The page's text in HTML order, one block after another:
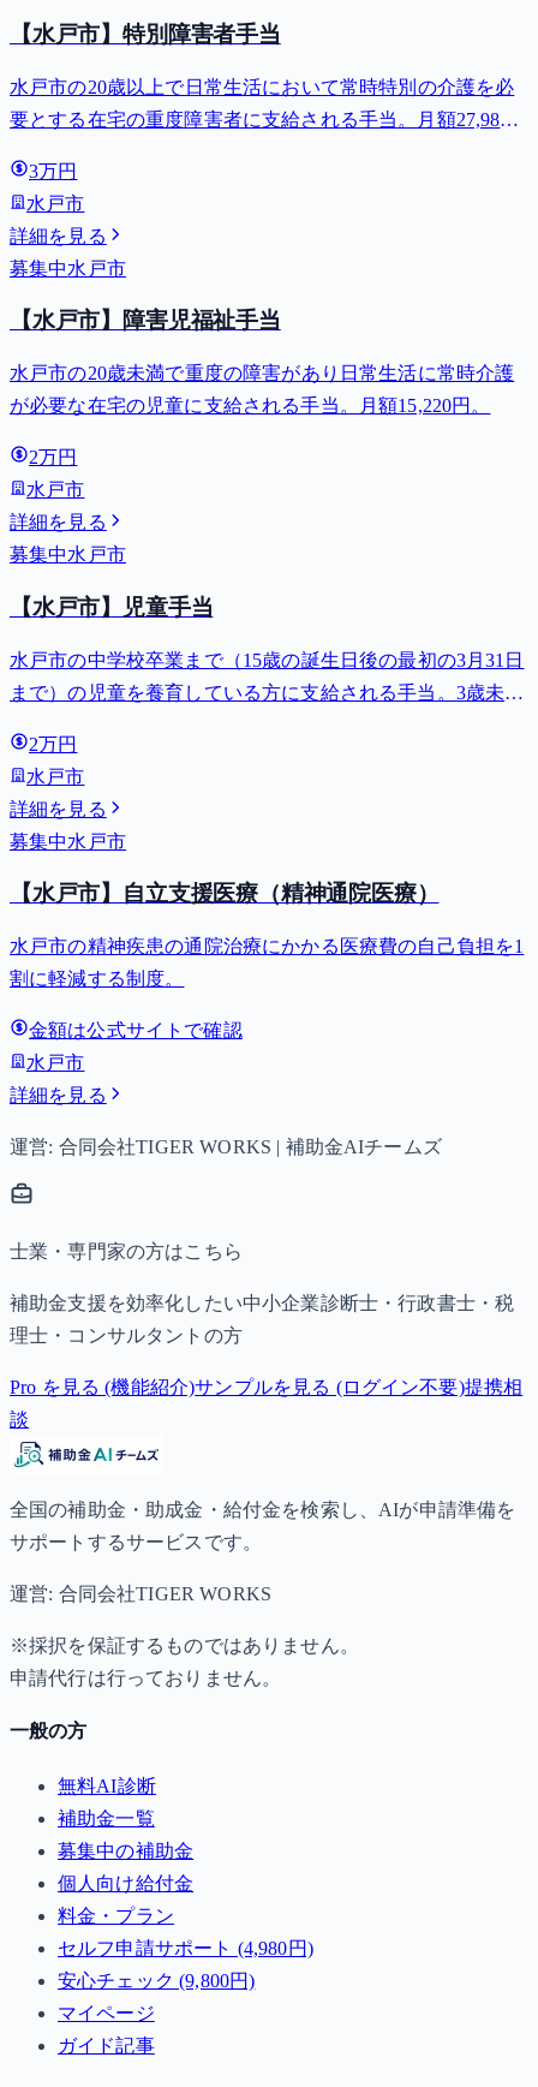
【水戸市】特別障害者手当
水戸市の20歳以上で日常生活において常時特別の介護を必
要とする在宅の重度障害者に支給される手当。月額27,980
3万円
水戸市
詳細を見る
募集中水戸市
【水戸市】障害児福祉手当
水戸市の20歳未満で重度の障害があり日常生活に常時介護
が必要な在宅の児童に支給される手当。月額15,220円。
2万円
水戸市
詳細を見る
募集中水戸市
【水戸市】児童手当
水戸市の中学校卒業まで（15歳の誕生日後の最初の3月31日
まで）の児童を養育している方に支給される手当。3歳未満
子以降は15,000円）、中学生は月額10,000円。
2万円
水戸市
詳細を見る
募集中水戸市
【水戸市】自立支援医療（精神通院医療）
水戸市の精神疾患の通院治療にかかる医療費の自己負担を1
割に軽減する制度。
金額は公式サイトで確認
水戸市
詳細を見る
運営: 合同会社TIGER WORKS | 補助金AIチームズ
士業・専門家の方はこちら
補助金支援を効率化したい中小企業診断士・行政書士・税
理士・コンサルタントの方
Pro を見る (機能紹介)サンプルを見る (ログイン不要)提携相
談
全国の補助金・助成金・給付金を検索し、AIが申請準備を
サポートするサービスです。
運営: 合同会社TIGER WORKS
※採択を保証するものではありません。
申請代行は行っておりません。
一般の方
無料AI診断
補助金一覧
募集中の補助金
個人向け給付金
料金・プラン
セルフ申請サポート (4,980円)
安心チェック (9,800円)
マイページ
ガイド記事